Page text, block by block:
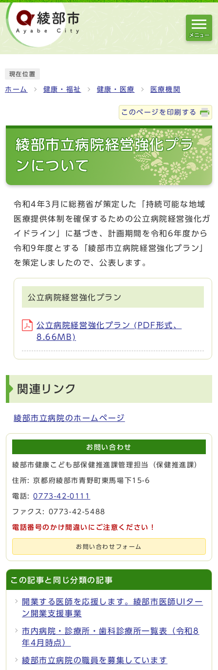
メニュー
現在位置
ホーム 健康・福祉 健康・医療 医療機関
このページを印刷する
綾部市立病院経営強化プラ
ンについて
令和4年3月に総務省が策定した「持続可能な地域
医療提供体制を確保するための公立病院経営強化ガ
イドライン」に基づき、計画期間を令和6年度から
令和9年度とする「綾部市立病院経営強化プラン」
を策定しましたので、公表します。
公立病院経営強化プラン
公立病院経営強化プラン (PDF形式、
8.66MB)
関連リンク
綾部市立病院のホームページ
お問い合わせ
綾部市健康こども部保健推進課管理担当（保健推進課）
住所: 京都府綾部市青野町東馬場下15-6
電話:0773-42-0111
ファクス: 0773-42-5488
電話番号のかけ間違いにご注意ください！
お問い合わせフォーム
この記事と同じ分類の記事
開業する医師を応援します。綾部市医師UIター
ン開業支援事業
市内病院・診療所・歯科診療所一覧表（令和8
年4月時点）
綾部市立病院の職員を募集しています